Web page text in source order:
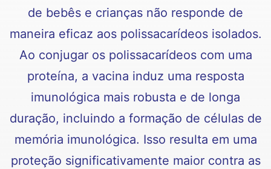
de bebês e crianças não responde de
maneira eficaz aos polissacarídeos isolados.
Ao conjugar os polissacarídeos com uma
proteína, a vacina induz uma resposta
imunológica mais robusta e de longa
duração, incluindo a formação de células de
memória imunológica. Isso resulta em uma
proteção significativamente maior contra as